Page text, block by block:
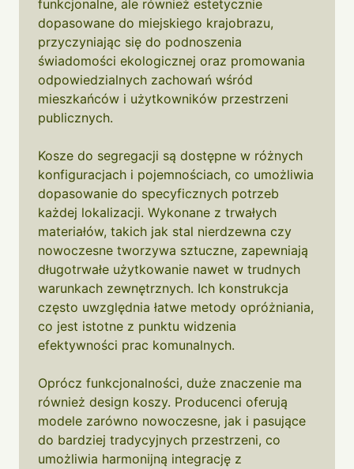
funkcjonalne, ale również estetycznie
dopasowane do miejskiego krajobrazu,
przyczyniając się do podnoszenia
świadomości ekologicznej oraz promowania
odpowiedzialnych zachowań wśród
mieszkańców i użytkowników przestrzeni
publicznych.
Kosze do segregacji są dostępne w różnych
konfiguracjach i pojemnościach, co umożliwia
dopasowanie do specyficznych potrzeb
każdej lokalizacji. Wykonane z trwałych
materiałów, takich jak stal nierdzewna czy
nowoczesne tworzywa sztuczne, zapewniają
długotrwałe użytkowanie nawet w trudnych
warunkach zewnętrznych. Ich konstrukcja
często uwzględnia łatwe metody opróżniania,
co jest istotne z punktu widzenia
efektywności prac komunalnych.
Oprócz funkcjonalności, duże znaczenie ma
również design koszy. Producenci oferują
modele zarówno nowoczesne, jak i pasujące
do bardziej tradycyjnych przestrzeni, co
umożliwia harmonijną integrację z